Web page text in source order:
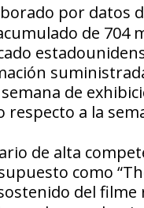
por datos
de 704
de
respecto a la
de alta
como
del